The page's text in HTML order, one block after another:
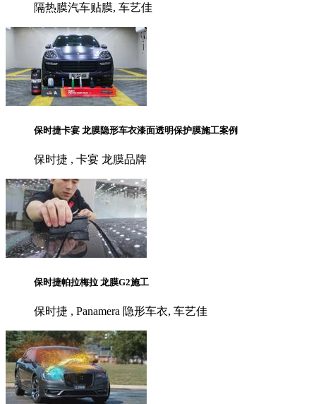
隔热膜汽车贴膜, 车艺佳
保时捷卡宴 龙膜隐形车衣漆面透明保护膜施工案例
保时捷 , 卡宴 龙膜品牌
保时捷帕拉梅拉 龙膜G2施工
保时捷 , Panamera 隐形车衣, 车艺佳